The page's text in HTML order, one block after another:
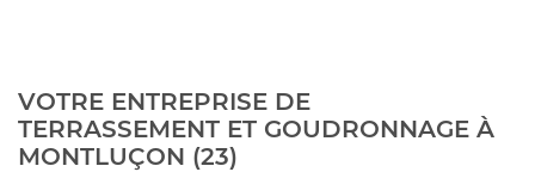
VOTRE ENTREPRISE DE
TERRASSEMENT ET GOUDRONNAGE À
MONTLUÇON (23)